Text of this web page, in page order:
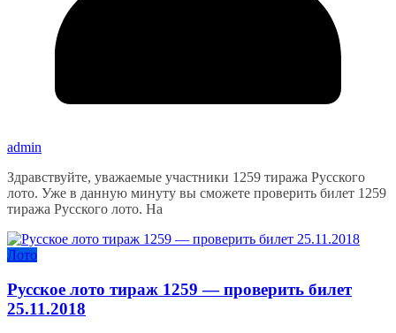
admin
Здравствуйте, уважаемые участники 1259 тиража Русского
лото. Уже в данную минуту вы сможете проверить билет 1259
тиража Русского лото. На
Лото
Русское лото тираж 1259 — проверить билет
25.11.2018